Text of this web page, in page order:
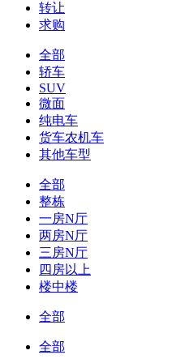
转让
求购
全部
轿车
SUV
微面
纯电车
货车农机车
其他车型
全部
整栋
一房N厅
两房N厅
三房N厅
四房以上
楼中楼
全部
全部